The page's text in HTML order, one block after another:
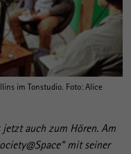
im Tonstudio. Foto: Alice
auch zum Hören. Am
mit seiner